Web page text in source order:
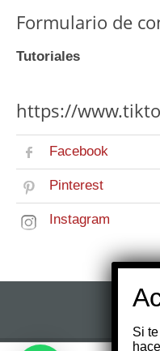
Formulario de
Tutoriales
https://
Facebook
Pinterest
Instagram
Si